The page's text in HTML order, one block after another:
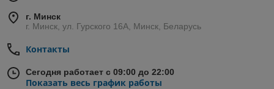
г. Минск
г. Минск, ул. Гурского 16А, Минск, Беларусь
Контакты
Сегодня работает с 09:00 до 22:00
Показать весь график работы